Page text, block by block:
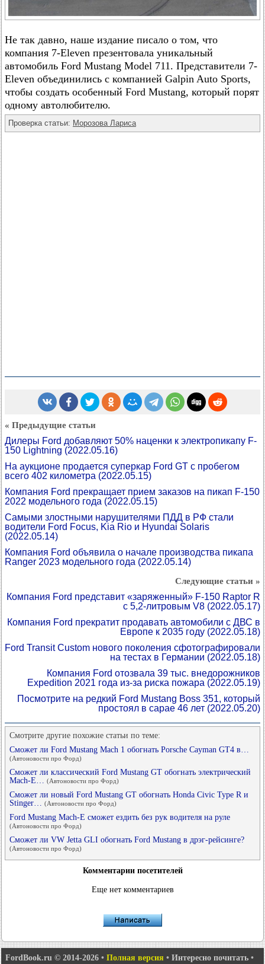
Не так давно, наше издание писало о том, что
компания 7-Eleven презентовала уникальный
автомобиль Ford Mustang Model 711. Представители 7-
Eleven объединились с компанией Galpin Auto Sports,
чтобы создать особенный Ford Mustang, который порят
одному автолюбителю.
Проверка статьи: Морозова Лариса
« Предыдущие статьи
Дилеры Ford добавляют 50% наценки к электропикапу F-
150 Lightning (2022.05.16)
На аукционе продается суперкар Ford GT с пробегом
всего 402 километра (2022.05.15)
Компания Ford прекращает прием заказов на пикап F-150
2022 модельного года (2022.05.15)
Самыми злостными нарушителями ПДД в РФ стали
водители Ford Focus, Kia Rio и Hyundai Solaris
(2022.05.14)
Компания Ford объявила о начале производства пикапа
Ranger 2023 модельного года (2022.05.14)
Следующие статьи »
Компания Ford представит «заряженный» F-150 Raptor R
с 5,2-литровым V8 (2022.05.17)
Компания Ford прекратит продавать автомобили с ДВС в
Европе к 2035 году (2022.05.18)
Ford Transit Custom нового поколения сфотографировали
на тестах в Германии (2022.05.18)
Компания Ford отозвала 39 тыс. внедорожников
Expedition 2021 года из-за риска пожара (2022.05.19)
Посмотрите на редкий Ford Mustang Boss 351, который
простоял в сарае 46 лет (2022.05.20)
Смотрите другие похожие статьи по теме:
Сможет ли Ford Mustang Mach 1 обогнать Porsche Cayman GT4 в…
(Автоновости про Форд)
Сможет ли классический Ford Mustang GT обогнать электрический
Mach-E…
(Автоновости про Форд)
Сможет ли новый Ford Mustang GT обогнать Honda Civic Type R и
Stinger…
(Автоновости про Форд)
Ford Mustang Mach-E сможет ездить без рук водителя на руле
(Автоновости про Форд)
Сможет ли VW Jetta GLI обогнать Ford Mustang в дрэг-рейсинге?
(Автоновости про Форд)
Комментарии посетителей
Еще нет комментариев
FordBook.ru © 2014-2026 • Полная версия • Интересно почитать •